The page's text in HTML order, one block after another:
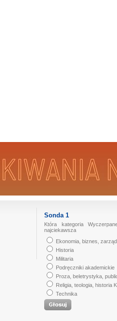
Sonda 1
Która kategoria
najciekawsza
Ekonomia, biznes,
Historia
Militaria
Podręczniki akademickie
Proza, beletrystyka,
Religia, teologia, historia
Technika